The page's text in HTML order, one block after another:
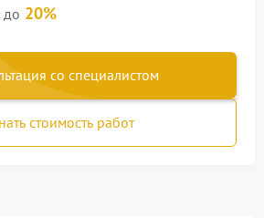
до 20%
со специалистом
стоимость работ